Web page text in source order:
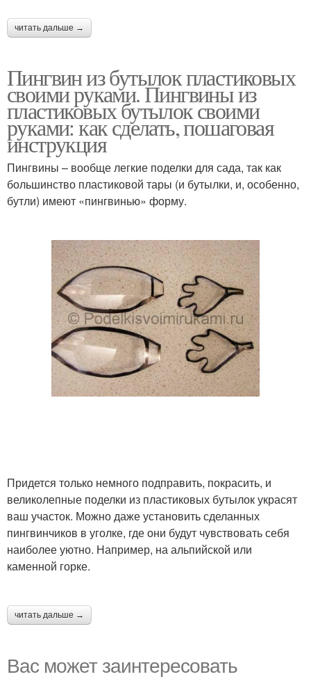
читать дальше →
Пингвин из бутылок пластиковых
своими руками. Пингвины из
пластиковых бутылок своими
руками: как сделать, пошаговая
инструкция
Пингвины – вообще легкие поделки для сада, так как
большинство пластиковой тары (и бутылки, и, особенно,
бутли) имеют «пингвинью» форму.
Придется только немного подправить, покрасить, и
великолепные поделки из пластиковых бутылок украсят
ваш участок. Можно даже установить сделанных
пингвинчиков в уголке, где они будут чувствовать себя
наиболее уютно. Например, на альпийской или
каменной горке.
читать дальше →
Вас может заинтересовать